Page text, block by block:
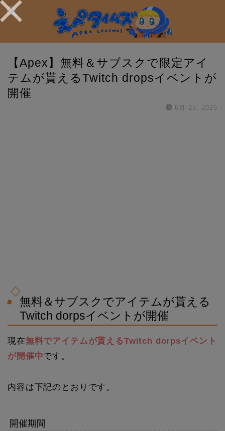
【Apex】無料＆サブスクで限定アイ
テムが貰えるTwitch dropsイベントが
開催
6月 25, 2025
無料＆サブスクでアイテムが貰える
Twitch dorpsイベントが開催
現在無料でアイテムが貰えるTwitch dorpsイベント
が開催中です。
内容は下記のとおりです。
開催期間